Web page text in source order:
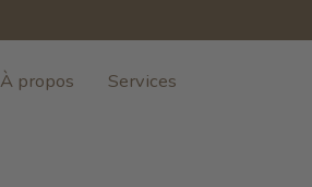
À propos Services